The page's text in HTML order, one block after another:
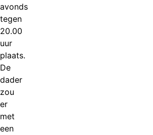
avonds
tegen
20.00
uur
plaats.
De
dader
zou
er
met
een